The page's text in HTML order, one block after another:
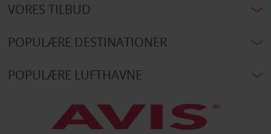
VORES TILBUD
POPULÆRE DESTINATIONER
POPULÆRE LUFTHAVNE